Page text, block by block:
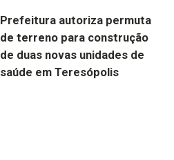
Prefeitura autoriza permuta
de terreno para construção
de duas novas unidades de
saúde em Teresópolis